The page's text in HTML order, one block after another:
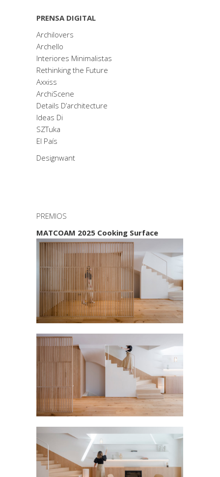
PRENSA DIGITAL
Archilovers
Archello
Interiores Minimalistas
Rethinking the Future
Axxiss
ArchiScene
Details D’architecture
Ideas Di
SZTuka
El País
Designwant
PREMIOS
MATCOAM 2025 Cooking Surface